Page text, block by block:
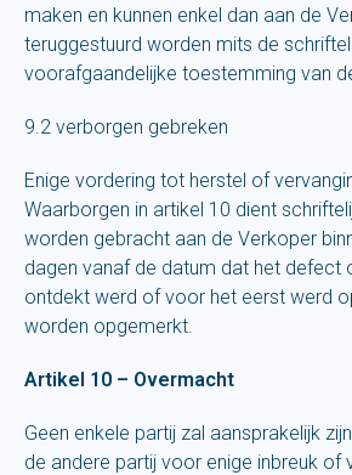
maken en kunnen enkel dan aan de
teruggestuurd worden mits de
voorafgaandelijke toestemming van
9.2 verborgen gebreken
Enige vordering tot herstel of
Waarborgen in artikel 10 dient
worden gebracht aan de Verkoper
dagen vanaf de datum dat het defect
ontdekt werd of voor het eerst werd
worden opgemerkt.
Artikel 10 – Overmacht
Geen enkele partij zal aansprakelijk
de andere partij voor enige inbreuk of